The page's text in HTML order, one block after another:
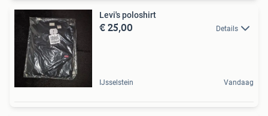
Levi's poloshirt
€ 25,00 Details
IJsselstein Vandaag